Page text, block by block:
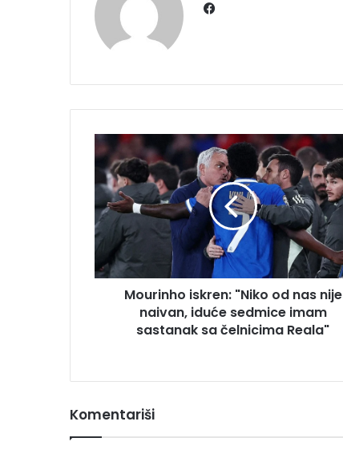
Mourinho
iskren:
"Niko
od
nas
nije
naivan,
iduće
sedmice
Mourinho iskren: "Niko od nas nije
naivan, iduće sedmice imam
sastanak sa čelnicima Reala"
Komentariši